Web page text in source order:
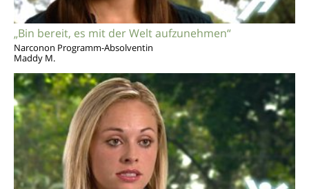
„Bin bereit, es mit der Welt aufzunehmen“
Narconon Programm-Absolventin
Maddy M.